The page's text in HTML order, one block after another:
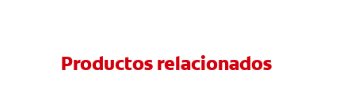
Productos relacionados